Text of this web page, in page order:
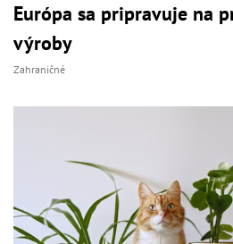
Európa sa pripravuje na
výroby
Zahraničné